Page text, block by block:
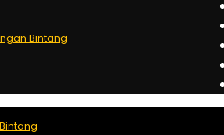
Bintang